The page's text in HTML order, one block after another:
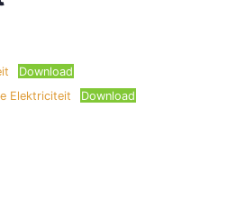
Download
Elektriciteit
Download